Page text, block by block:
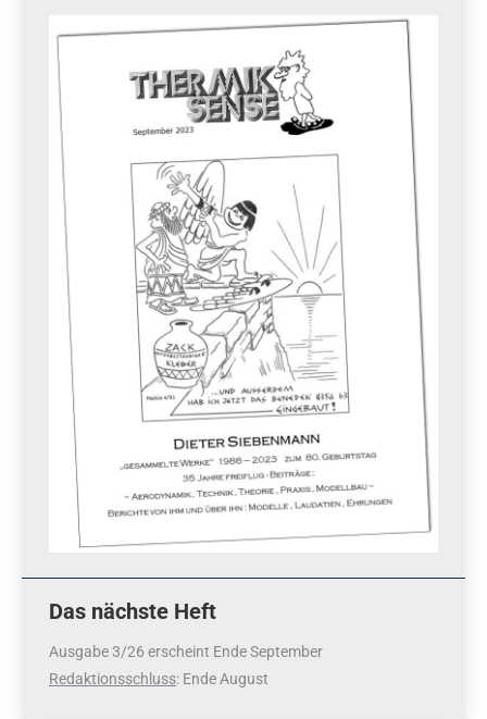
Das nächste Heft
Ausgabe 3/26 erscheint Ende September
Redaktionsschluss: Ende August